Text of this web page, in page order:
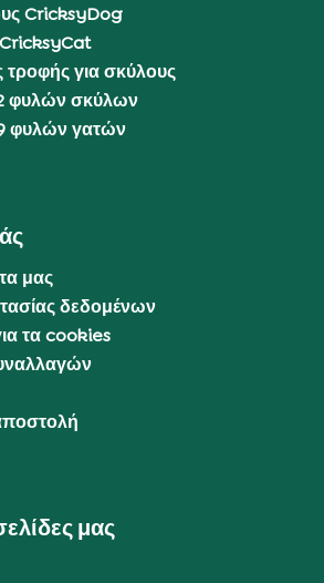
CricksyDog
τροφής για σκύλους
φυλών σκύλων
φυλών γατών
μας
δεδομένων
τα cookies
μας